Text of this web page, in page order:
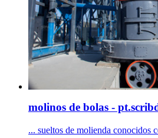
molinos de bolas -
... sueltos de molienda conocidos